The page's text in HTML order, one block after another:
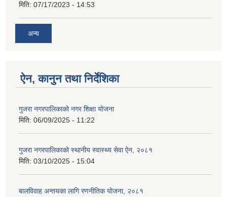
मिति: 07/17/2023 - 14:53
अन्य
ऐन, कानुन तथा निर्देशिका
गुजरा नगरपालिकाको नगर शिक्षा योजना
मिति: 06/09/2025 - 11:22
गुजरा नगरपालिकाको स्थानीय स्वास्थ्य सेवा ऐन, २०८१
मिति: 03/10/2025 - 15:04
बालविवाह अन्तयका लागि रणनीतिक योजना, २०८१